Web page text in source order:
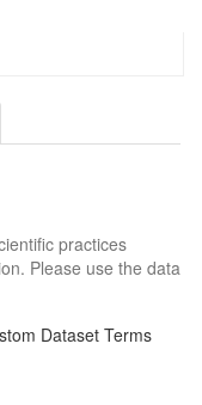
practices
Please use the data
Dataset Terms